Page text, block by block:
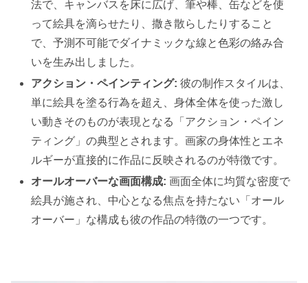
法で、キャンバスを床に広げ、筆や棒、缶などを使
って絵具を滴らせたり、撒き散らしたりすること
で、予測不可能でダイナミックな線と色彩の絡み合
いを生み出しました。
アクション・ペインティング: 彼の制作スタイルは、
単に絵具を塗る行為を超え、身体全体を使った激し
い動きそのものが表現となる「アクション・ペイン
ティング」の典型とされます。画家の身体性とエネ
ルギーが直接的に作品に反映されるのが特徴です。
オールオーバーな画面構成: 画面全体に均質な密度で
絵具が施され、中心となる焦点を持たない「オール
オーバー」な構成も彼の作品の特徴の一つです。